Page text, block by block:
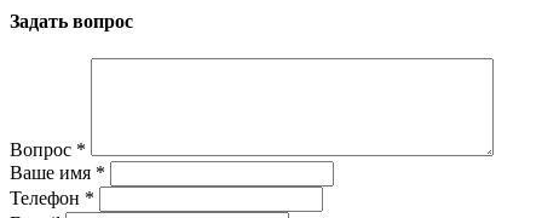
Задать вопрос
Вопрос *
Ваше имя *
Телефон *